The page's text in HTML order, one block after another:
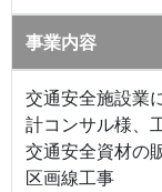
事業内容
交通安全施設業
計コンサル様、
交通安全資材の
区画線工事